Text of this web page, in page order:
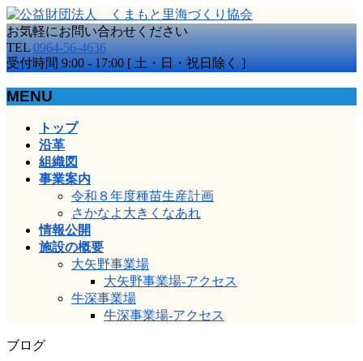
お気軽にお問い合わせください
TEL 0964-56-4636
受付時間 9:00 - 17:00 [ 土・日・祝日除く ]
MENU
トップ
沿革
組織図
事業案内
令和８年度種苗生産計画
さかなよ大きくなあれ
情報公開
施設の概要
大矢野事業場
大矢野事業場-アクセス
牛深事業場
牛深事業場-アクセス
ブログ